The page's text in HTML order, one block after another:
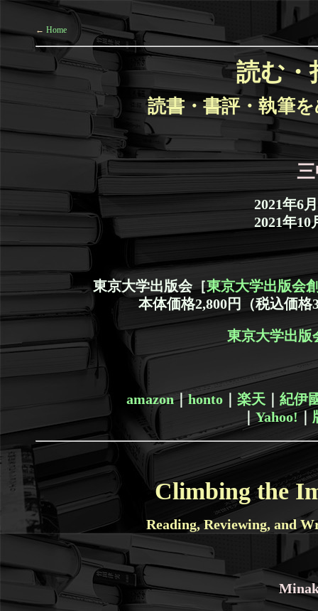
← Home
読む・
読書・書評・執筆
2021年6
2021年10
東京大学出版会［東京大学出版会
本体価格2,800円（税込価格
東京大学出版
amazon｜honto｜ 楽天｜ 紀伊
｜Yahoo!｜
Climbing the
Reading, Reviewing, and